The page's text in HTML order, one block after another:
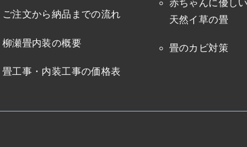
ご注文から納品までの流れ
柳瀬畳内装の概要
畳工事・内装工事の価格表
赤ちゃんに優し
天然イ草の畳
畳のカビ対策